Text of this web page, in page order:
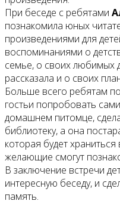
При беседе с ребятами
познакомила юных
произведениями для
воспоминаниями о
семье, о своих любимых
рассказала и о своих
Больше всего ребятам
гостьи попробовать
домашнем питомце,
библиотеку, а она
которая будет
желающие смогут
В заключение встречи
интересную беседу, и
память.